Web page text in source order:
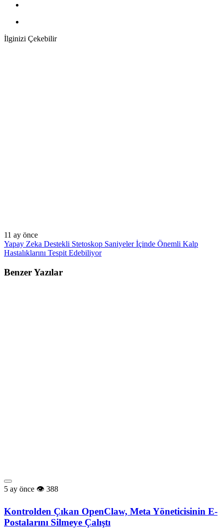
İlginizi Çekebilir
11 ay önce
Yapay Zeka Destekli Stetoskop Saniyeler İçinde Önemli Kalp
Hastalıklarını Tespit Edebiliyor
Benzer Yazılar
5 ay önce 388
Kontrolden Çıkan OpenClaw, Meta Yöneticisinin E-
Postalarını Silmeye Çalıştı